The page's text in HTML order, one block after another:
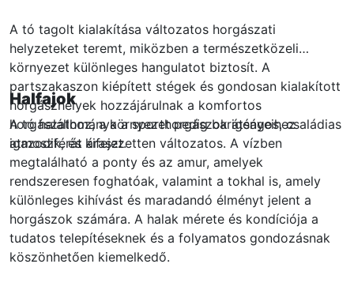
A tó tagolt kialakítása változatos horgászati
helyzeteket teremt, miközben a természetközeli
környezet különleges hangulatot biztosít. A
partszakaszon kiépített stégek és gondosan kialakított
horgászhelyek hozzájárulnak a komfortos
horgászathoz, a környezet pedig barátságos, családias
atmoszférát áraszt.
Halfajok
A tó halállománya a sporthorgászok igényeihez
igazodik, és kifejezetten változatos. A vízben
megtalálható a ponty és az amur, amelyek
rendszeresen foghatóak, valamint a tokhal is, amely
különleges kihívást és maradandó élményt jelent a
horgászok számára. A halak mérete és kondíciója a
tudatos telepítéseknek és a folyamatos gondozásnak
köszönhetően kiemelkedő.